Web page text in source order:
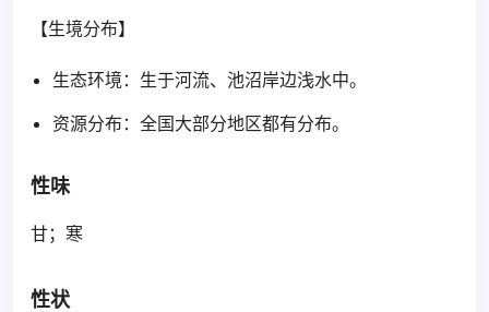
【生境分布】
生态环境：生于河流、池沼岸边浅水中。
资源分布：全国大部分地区都有分布。
性味
甘；寒
性状